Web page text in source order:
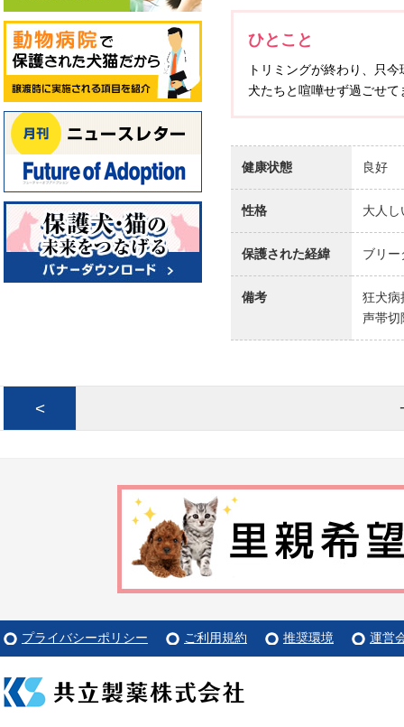
ひとこと
トリミングが終わり、只
犬たちと喧嘩せず過ごせて
健康状態 良好
性格 大人し
保護された経緯 ブリー
備考
狂犬病
声帯切
<
プライバシーポリシー ご利用規約 推奨環境 運営